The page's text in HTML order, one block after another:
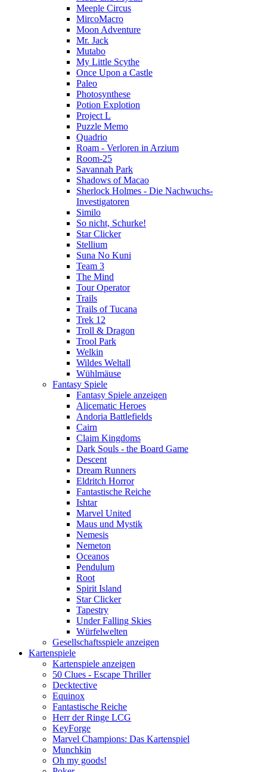
Meeple Circus
MircoMacro
Moon Adventure
Mr. Jack
Mutabo
My Little Scythe
Once Upon a Castle
Paleo
Photosynthese
Potion Explotion
Project L
Puzzle Memo
Quadrio
Roam - Verloren in Arzium
Room-25
Savannah Park
Shadows of Macao
Sherlock Holmes - Die Nachwuchs-
Investigatoren
Similo
So nicht, Schurke!
Star Clicker
Stellium
Suna No Kuni
Team 3
The Mind
Tour Operator
Trails
Trails of Tucana
Trek 12
Troll & Dragon
Trool Park
Welkin
Wildes Weltall
Wühlmäuse
Fantasy Spiele
Fantasy Spiele anzeigen
Alicematic Heroes
Andoria Battlefields
Cairn
Claim Kingdoms
Dark Souls - the Board Game
Descent
Dream Runners
Eldritch Horror
Fantastische Reiche
Ishtar
Marvel United
Maus und Mystik
Nemesis
Nemeton
Oceanos
Pendulum
Root
Spirit Island
Star Clicker
Tapestry
Under Falling Skies
Würfelwelten
Gesellschaftsspiele anzeigen
Kartenspiele
Kartenspiele anzeigen
50 Clues - Escape Thriller
Decktective
Equinox
Fantastische Reiche
Herr der Ringe LCG
KeyForge
Marvel Champions: Das Kartenspiel
Munchkin
Oh my goods!